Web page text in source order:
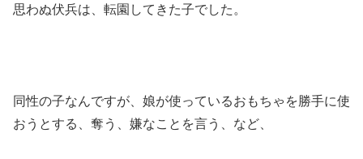
思わぬ伏兵は、転園してきた子でした。
同性の子なんですが、娘が使っているおもちゃを勝手に使
おうとする、奪う、嫌なことを言う、など、